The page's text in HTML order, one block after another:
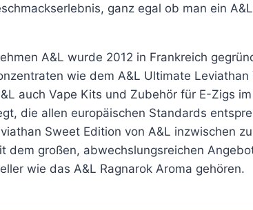
ganz egal ob man ein
A&L wurde 2012 in Frankreich
wie dem A&L Ultimate
auch Vape Kits und Zubehör für E-Zigs
die allen europäischen Standards
Sweet Edition von A&L inzwischen
großen, abwechslungsreichen
wie das A&L Ragnarok Aroma gehören.